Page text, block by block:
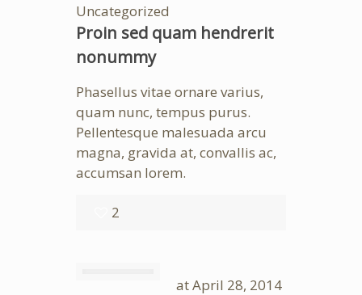
Uncategorized
Proin sed quam hendrerit
nonummy
Phasellus vitae ornare varius,
quam nunc, tempus purus.
Pellentesque malesuada arcu
magna, gravida at, convallis ac,
accumsan lorem.
2
atApril 28, 2014